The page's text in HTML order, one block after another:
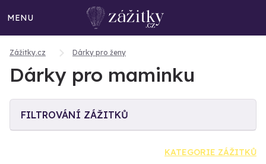
MENU
Zážitky.cz Dárky pro ženy
Dárky pro maminku
FILTROVÁNÍ ZÁŽITKŮ
KATEGORIE ZÁŽITKŮ